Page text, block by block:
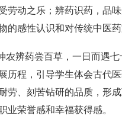
劳动之乐；辨药识药，品
的感性认识和对传统中医
辨药尝百草，一日而遇七
历程，引导学生体会古代
劳、刻苦钻研的品质，形
业荣誉感和幸福获得感。